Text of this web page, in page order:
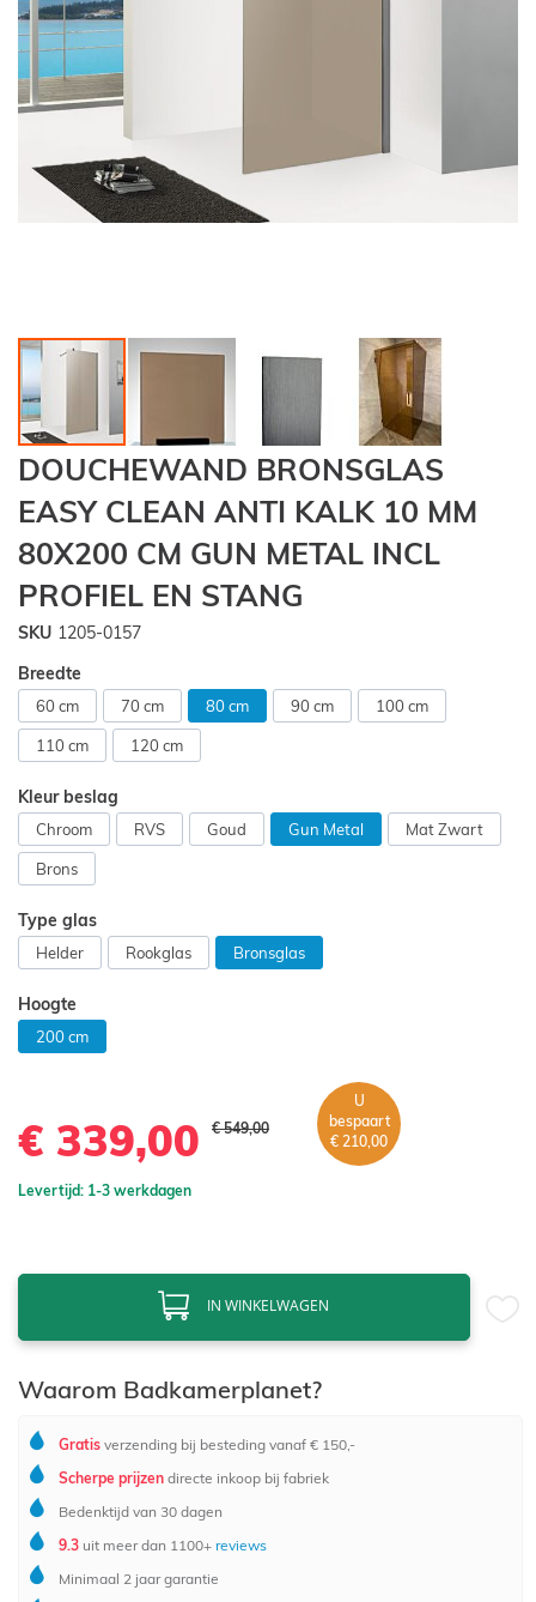
Ga
naar
het
begin
van
de
afbeeldingen-
DOUCHEWAND BRONSGLAS
EASY CLEAN ANTI KALK 10 MM
80X200 CM GUN METAL INCL
PROFIEL EN STANG
SKU 1205-0157
Breedte
60 cm 70 cm 80 cm 90 cm 100 cm
110 cm 120 cm
Kleur beslag
Chroom RVS Goud Gun Metal Mat Zwart
Brons
Type glas
Helder Rookglas Bronsglas
Hoogte
200 cm
€ 339,00 € 549,00
U
bespaart
€ 210,00
Levertijd: 1-3 werkdagen
IN WINKELWAGEN
Waarom Badkamerplanet?
Gratis verzending bij besteding vanaf € 150,-
Scherpe prijzen directe inkoop bij fabriek
Bedenktijd van 30 dagen
9.3 uit meer dan 1100+ reviews
Minimaal 2 jaar garantie